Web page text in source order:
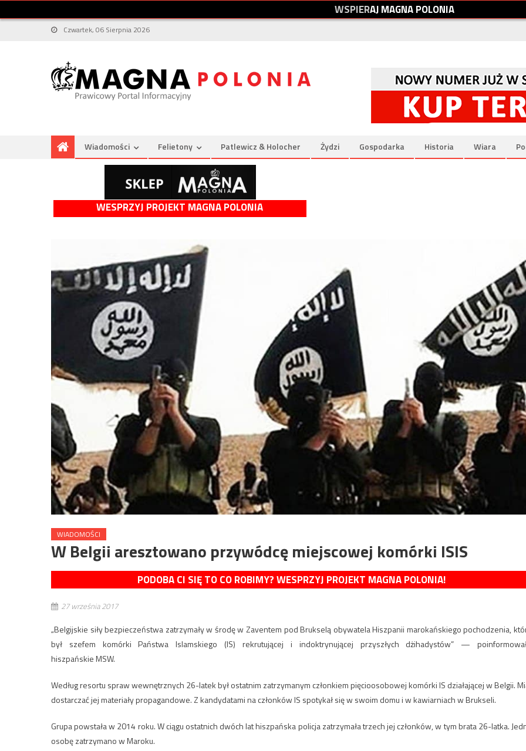
WSPIERAJMAGNAPOLONIA
Czwartek, 06 Sierpnia 2026
Wiadomości Felietony Patlewicz & Holocher Żydzi Gospodarka Historia Wiara
WESPRZYJ PROJEKT MAGNA POLONIA
WIADOMOŚCI
W Belgii aresztowano przywódcę miejscowej komórki ISIS
PODOBA CI SIĘ TO CO ROBIMY? WESPRZYJ PROJEKT MAGNA POLONIA!
27 września 2017
„Belgijskie siły bezpieczeństwa zatrzymały w środę w Zaventem pod Brukselą obywatela Hiszpanii marokańskiego pochodzenia,
był szefem komórki Państwa Islamskiego (IS) rekrutującej i indoktrynującej przyszłych dżihadystów” —
hiszpańskie MSW.
Według resortu spraw wewnętrznych 26-latek był ostatnim zatrzymanym członkiem pięcioosobowej komórki IS działającej w Belgii.
dostarczać jej materiały propagandowe. Z kandydatami na członków IS spotykał się w swoim domu i w kawiarniach w Brukseli.
Grupa powstała w 2014 roku. W ciągu ostatnich dwóch lat hiszpańska policja zatrzymała trzech jej członków, w tym brata 26-latka.
osobę zatrzymano w Maroku.